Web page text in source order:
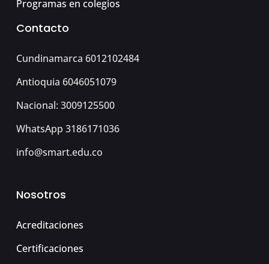
Programas en colegios
Contacto
Cundinamarca 6012102484
Antioquia 6046051079
Nacional: 3009125500
WhatsApp 3186171036
info@smart.edu.co
Nosotros
Acreditaciones
Certificaciones